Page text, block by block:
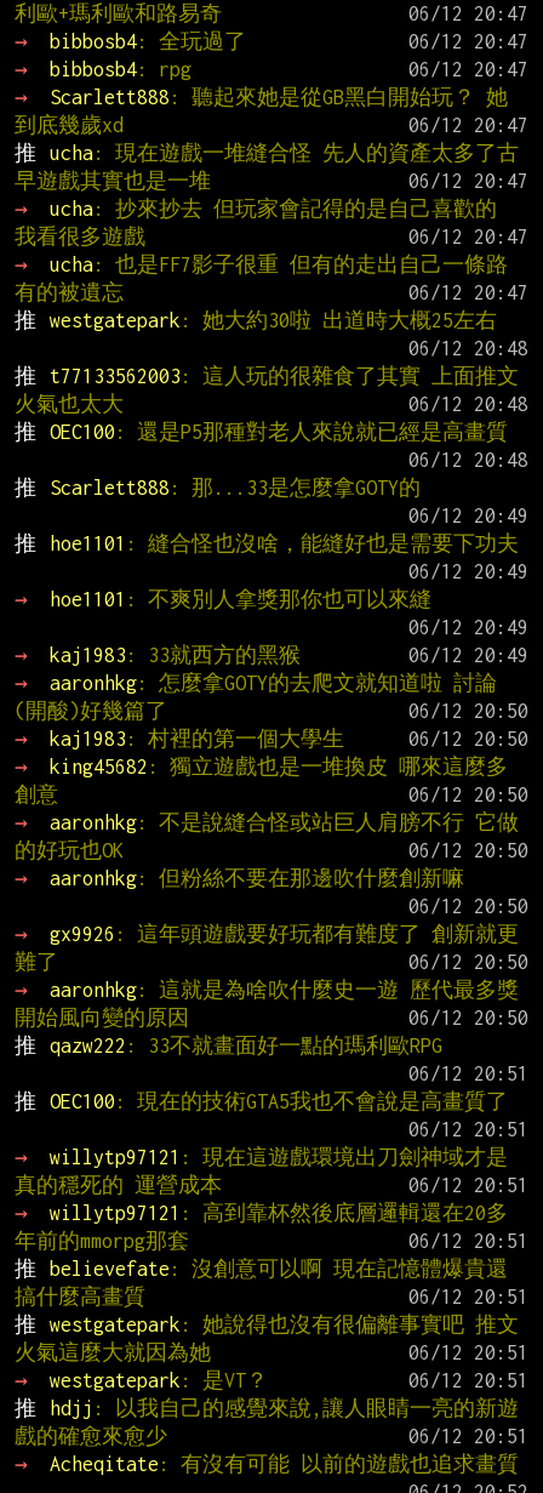
利歐+瑪利歐和路易奇
→
bibbosb4: 全玩過了
→
bibbosb4: rpg
→
Scarlett888 : 聽起來她是從GB黑白開始玩？ 她
到底幾歲xd
推
ucha: 現在遊戲一堆縫合怪 先人的資產太多了古
早遊戲其實也是一堆
→
ucha: 抄來抄去 但玩家會記得的是自己喜歡的
我看很多遊戲
→
ucha: 也是FF7影子很重 但有的走出自己一條路
有的被遺忘
推
westgatepark : 她大約30啦 出道時大概25左右
推
t77133562003 : 這人玩的很雜食了其實 上面推文
火氣也太大
推
OEC100 : 還是P5那種對老人來說就已經是高畫質
推
Scarlett888 : 那...33是怎麼拿GOTY的
推
hoe1101 : 縫合怪也沒啥，能縫好也是需要下功夫
→
hoe1101 : 不爽別人拿獎那你也可以來縫
→
kaj1983 : 33就西方的黑猴
→
aaronhkg: 怎麼拿GOTY的去爬文就知道啦 討論
(開酸)好幾篇了
→
kaj1983 : 村裡的第一個大學生
→
king45682 : 獨立遊戲也是一堆換皮 哪來這麼多
創意
→
aaronhkg: 不是說縫合怪或站巨人肩膀不行 它做
的好玩也OK
→
aaronhkg: 但粉絲不要在那邊吹什麼創新嘛
→
gx9926 : 這年頭遊戲要好玩都有難度了 創新就更
難了
→
aaronhkg: 這就是為啥吹什麼史一遊 歷代最多獎
開始風向變的原因
推
qazw222 : 33不就畫面好一點的瑪利歐RPG
推
OEC100 : 現在的技術GTA5我也不會說是高畫質了
→
willytp97121 : 現在這遊戲環境出刀劍神域才是
真的穩死的 運營成本
→
willytp97121 : 高到靠杯然後底層邏輯還在20多
年前的mmorpg那套
推
believefate : 沒創意可以啊 現在記憶體爆貴還
搞什麼高畫質
推
westgatepark : 她說得也沒有很偏離事實吧 推文
火氣這麼大就因為她
→
westgatepark : 是VT？
推
hdjj : 以我自己的感覺來說,讓人眼睛一亮的新遊
戲的確愈來愈少
→
Acheqitate : 有沒有可能 以前的遊戲也追求畫質